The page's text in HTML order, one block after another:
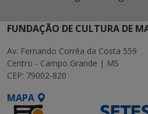
FUNDAÇÃO DE CULTURA DE
Av. Fernando Corrêa da Costa 559
Centro - Campo Grande | MS
CEP: 79002-820
MAPA